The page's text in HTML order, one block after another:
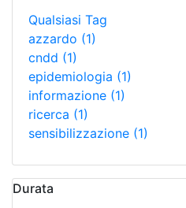
Qualsiasi Tag
azzardo (1)
cndd (1)
epidemiologia (1)
informazione (1)
ricerca (1)
sensibilizzazione (1)
Durata